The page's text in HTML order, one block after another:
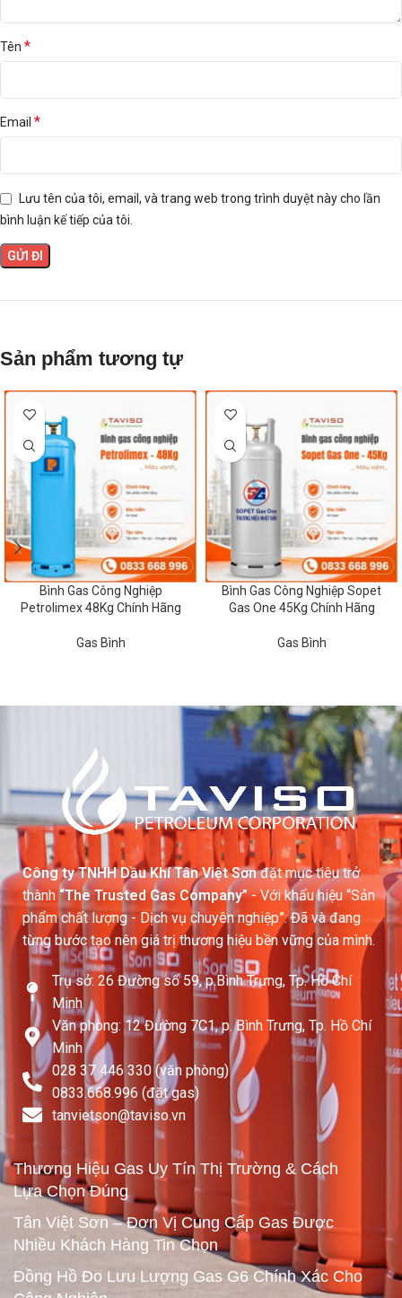
Tên *
Email *
Lưu tên của tôi, email, và trang web trong trình duyệt này cho lần
bình luận kế tiếp của tôi.
Sản phẩm tương tự
Bình Gas Công Nghiệp
Petrolimex 48Kg Chính Hãng
Gas Bình
Bình Gas Công Nghiệp Sopet
Gas One 45Kg Chính Hãng
Gas Bình
Công ty TNHH Dầu Khí Tân Việt Sơnđặt mục tiêu trở
thành “The Trusted Gas Company”- Với khẩu hiệu “Sản
phẩm chất lượng - Dịch vụ chuyên nghiệp”. Đã và đang
từng bước tạo nên giá trị thương hiệu bền vững của mình.
Trụ sở: 26 Đường số 59, p.Bình Trưng, Tp. Hồ Chí
Minh
Văn phòng: 12 Đường 7C1, p. Bình Trưng, Tp. Hồ Chí
Minh
028 37 446 330 (văn phòng)
0833.668.996 (đặt gas)
tanvietson@taviso.vn​
Thương Hiệu Gas Uy Tín Thị Trường & Cách
Lựa Chọn Đúng
Tân Việt Sơn – Đơn Vị Cung Cấp Gas Được
Nhiều Khách Hàng Tin Chọn
Đồng Hồ Đo Lưu Lượng Gas G6 Chính Xác Cho